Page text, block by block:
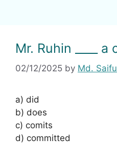
Mr. Ruhin ____ a
02/12/2025 by Md.
a) did
b) does
c) comits
d) committed